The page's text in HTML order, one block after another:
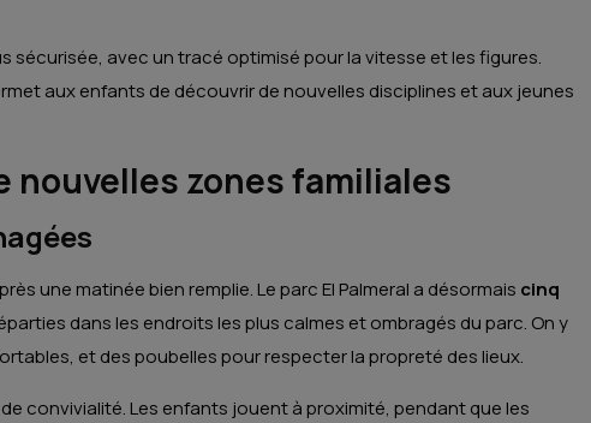
sécurisée, avec un tracé optimisé pour la vitesse et les figures.
aux enfants de découvrir de nouvelles disciplines et aux jeunes
zones familiales
une matinée bien remplie. Le parc El Palmeral a désormais cinq
dans les endroits les plus calmes et ombragés du parc. On y
et des poubelles pour respecter la propreté des lieux.
convivialité. Les enfants jouent à proximité, pendant que les